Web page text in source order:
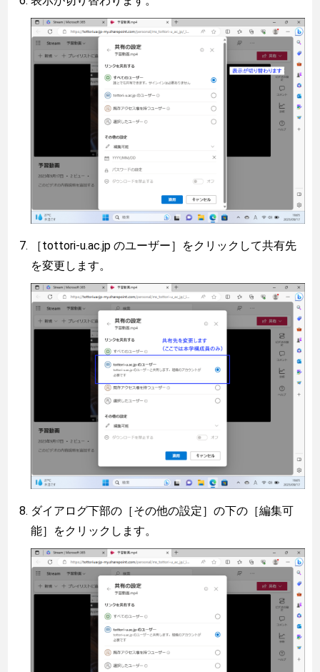
［tottori-u.ac.jp のユーザー］をクリックして共有先
を変更します。
ダイアログ下部の［その他の設定］の下の［編集可
能］をクリックします。